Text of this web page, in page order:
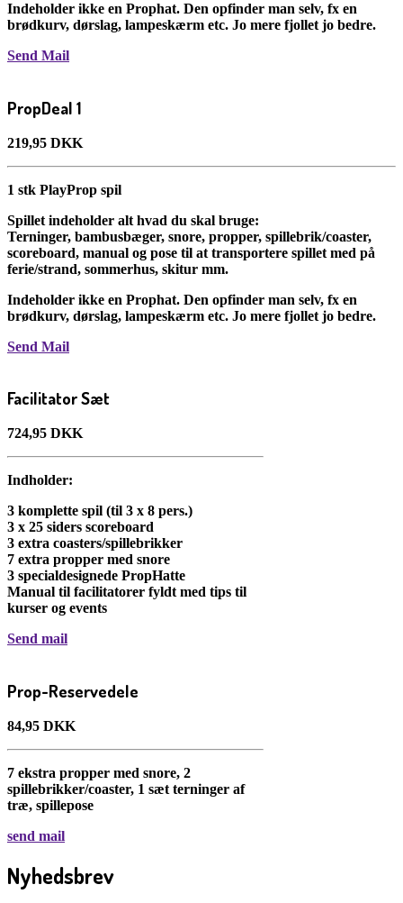
Indeholder ikke en Prophat. Den opfinder man selv, fx en
brødkurv, dørslag, lampeskærm etc. Jo mere fjollet jo bedre.
Send Mail
PropDeal 1
219,95 DKK
1 stk PlayProp spil
Spillet indeholder alt hvad du skal bruge:
Terninger, bambusbæger, snore, propper, spillebrik/coaster,
scoreboard, manual og pose til at transportere spillet med på
ferie/strand, sommerhus, skitur mm.
Indeholder ikke en Prophat. Den opfinder man selv, fx en
brødkurv, dørslag, lampeskærm etc. Jo mere fjollet jo bedre.
Send Mail
Facilitator Sæt
724,95 DKK
Indholder:
3 komplette spil (til 3 x 8 pers.)
3 x 25 siders scoreboard
3 extra coasters/spillebrikker
7 extra propper med snore
3 specialdesignede PropHatte
Manual til facilitatorer fyldt med tips til
kurser og events
Send mail
Prop-Reservedele
84,95 DKK
7 ekstra propper med snore, 2
spillebrikker/coaster, 1 sæt terninger af
træ, spillepose
send mail
Nyhedsbrev